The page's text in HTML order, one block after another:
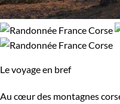
Le voyage en bref
Au cœur des montagnes